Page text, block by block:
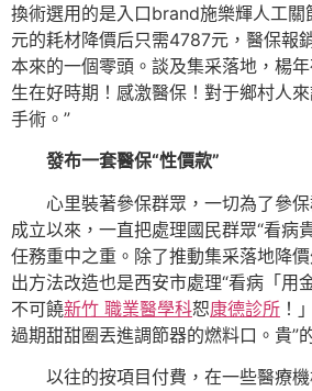
換術選用的是入口brand施樂輝人工關
元的耗材降價后只需4787元，醫保報
本來的一個零頭。談及集采落地，楊
生在好時期！感激醫保！對于鄉村人
手術。”
發布一套醫保“性價款”
心里裝著參保群眾，一切為了參
成立以來，一直把處理國民群眾“看病
任務重中之重。除了推動集采落地降
出方法改造也是西安市處理“看病「用
不可饒新竹 職業醫學科恕康德診所 ！
過期甜甜圈丟進調節器的燃料口。貴”
以往的按項目付費，在一些醫療